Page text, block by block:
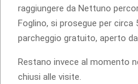
raggiungere da Nettuno
Foglino, si prosegue per circa
parcheggio gratuito, aperto
Restano invece al momento
chiusi alle visite.